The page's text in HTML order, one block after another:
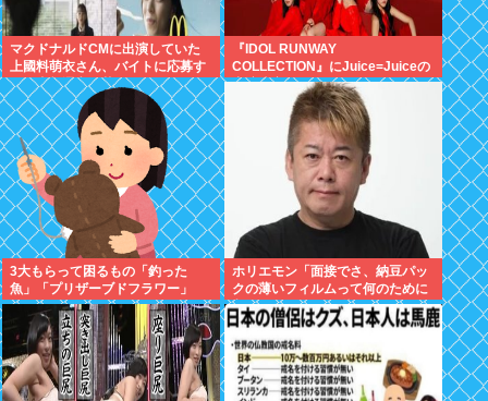
マクドナルドCMに出演していた
上國料萌衣さん、バイトに応募す
るも書類選考で落ちる
『IDOL RUNWAY
COLLECTION』にJuice=Juiceの
出演決定
3大もらって困るもの「釣った
魚」「プリザーブドフラワー」
ホリエモン「面接でさ、納豆パッ
クの薄いフィルムって何のために
入っていの？って聞くわけ」